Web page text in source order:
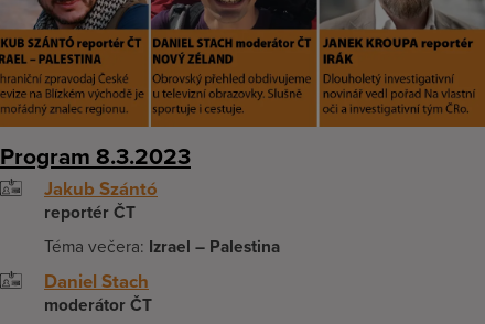
Program 8.3.2023
Jakub Szántó
reportér ČT
Téma večera: Izrael – Palestina
Daniel Stach
moderátor ČT